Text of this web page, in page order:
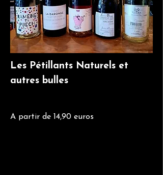
Les Pétillants Naturels et
autres bulles
A partir de 14,90 euros